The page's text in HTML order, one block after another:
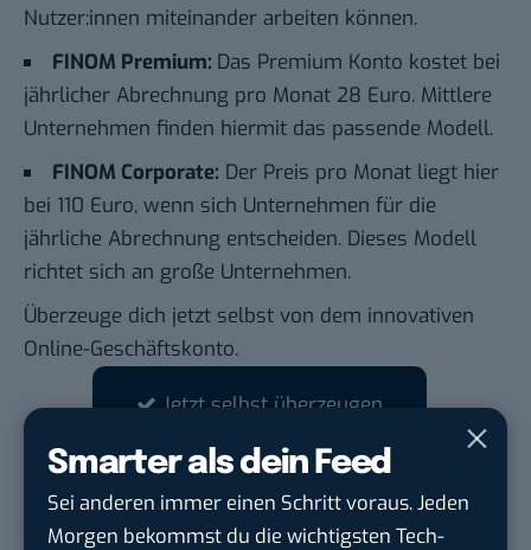
Smarter als dein Feed
Sei anderen immer einen Schritt voraus. Jeden
Morgen bekommst du die wichtigsten Tech-
Nutzer:innen miteinander arbeiten können.
FINOM Premium: Das Premium Konto kostet bei
jährlicher Abrechnung pro Monat 28 Euro. Mittlere
Unternehmen finden hiermit das passende Modell.
FINOM Corporate: Der Preis pro Monat liegt hier
bei 110 Euro, wenn sich Unternehmen für die
jährliche Abrechnung entscheiden. Dieses Modell
richtet sich an große Unternehmen.
Überzeuge dich jetzt selbst von dem innovativen
Online-Geschäftskonto.
Jetzt selbst überzeugen
STELLENANZEIGEN